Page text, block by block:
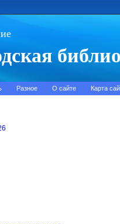
Разное О сайте Карта